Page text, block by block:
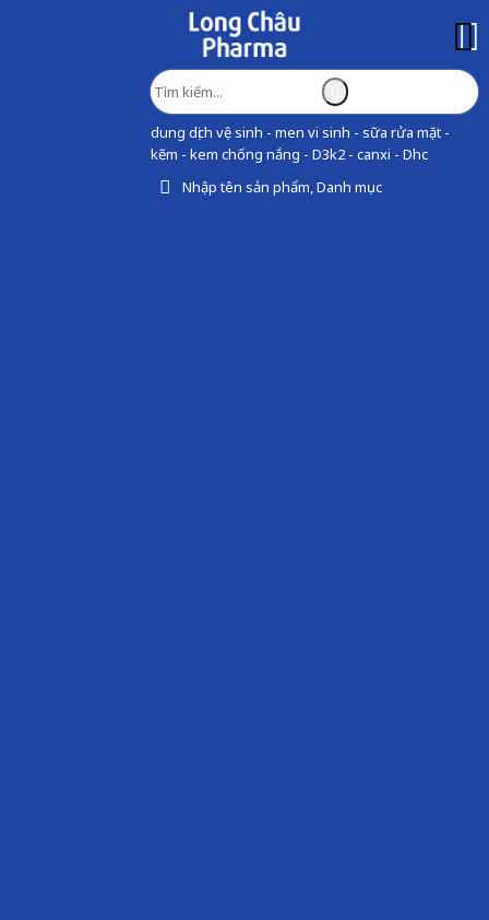
dung dịch vệ sinh - men vi sinh - sữa rửa mặt -
kẽm - kem chống nắng - D3k2 - canxi - Dhc
Nhập tên sản phẩm, Danh mục